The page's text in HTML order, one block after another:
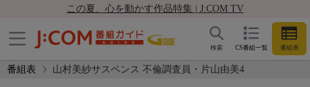
この夏、心を動かす作品特集 | J:COM TV
CS番組一覧 番組表
検索
番組表 山村美紗サスペンス 不倫調査員・片山由美4